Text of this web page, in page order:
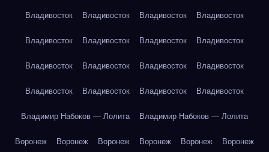
Владивосток Владивосток Владивосток Владивосток
Владивосток Владивосток Владивосток Владивосток
Владивосток Владивосток Владивосток Владивосток
Владивосток Владивосток Владивосток Владивосток
Владимир Набоков — Лолита Владимир Набоков — Лолита
Воронеж Воронеж Воронеж Воронеж Воронеж Воронеж